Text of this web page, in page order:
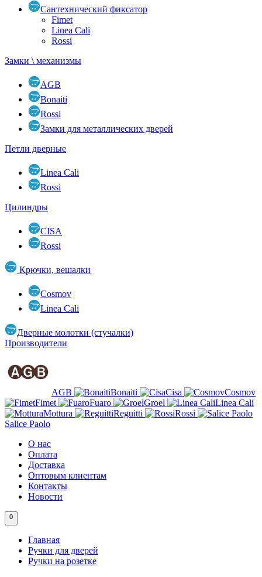
Сантехнический фиксатор
Fimet
Linea Cali
Rossi
Замки \ механизмы
AGB
Bonaiti
Rossi
Замки для металлических дверей
Петли дверные
Linea Cali
Rossi
Цилиндры
CISA
Rossi
Крючки, вешалки
Cosmov
Linea Cali
Дверные молотки (стучалки)
Производители
AGB Bonaiti Cisa
Cosmov
Fimet
Fuaro Groel
Linea Cali
Mottura
Reguitti
Rossi
Salice Paolo
О нас
Оплата
Доставка
Оптовым клиентам
Контакты
Новости
0
Главная
Ручки для дверей
Ручки на розетке